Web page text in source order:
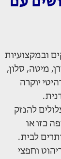
ובמקצועיות
מיטה, סלון,
יוקרה
להנזק
כזו או
לבית.
וחפצי